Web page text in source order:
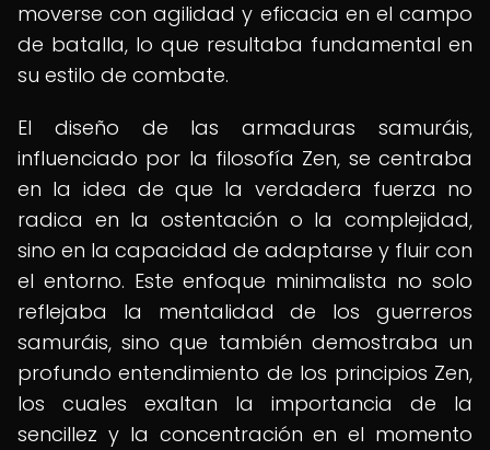
moverse con agilidad y eficacia en el campo
de batalla, lo que resultaba fundamental en
su estilo de combate.
El diseño de las armaduras samuráis,
influenciado por la filosofía Zen, se centraba
en la idea de que la verdadera fuerza no
radica en la ostentación o la complejidad,
sino en la capacidad de adaptarse y fluir con
el entorno. Este enfoque minimalista no solo
reflejaba la mentalidad de los guerreros
samuráis, sino que también demostraba un
profundo entendimiento de los principios Zen,
los cuales exaltan la importancia de la
sencillez y la concentración en el momento